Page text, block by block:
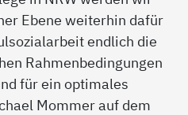
Ebene weiterhin dafür
endlich die
Rahmenbedingungen
für ein optimales
Mommer auf dem